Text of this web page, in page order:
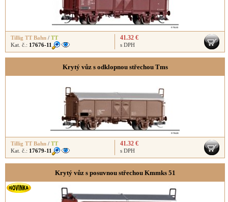
Tillig TT Bahn / TT
Kat. č.: 17676-11
41.32 €
s DPH
Krytý vůz s odklopnou střechou Tms
Tillig TT Bahn / TT
Kat. č.: 17679-11
41.32 €
s DPH
Krytý vůz s posuvnou střechou Kmmks 51